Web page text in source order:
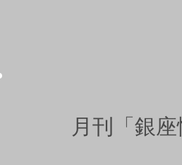
月刊「銀